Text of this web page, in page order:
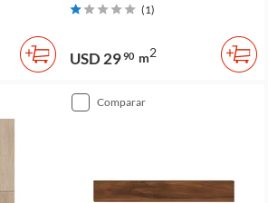
(1)
USD 2990 m2
comparar